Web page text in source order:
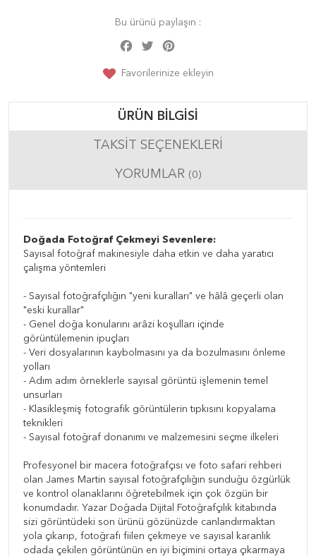
Bu ürünü paylaşın :
Facebook
Twitter
Favorilerinize ekleyin
ÜRÜN BILGISI
TAKSIT SEÇENEKLERI
YORUMLAR (0)
Doğada Fotoğraf Çekmeyi Sevenlere:
Sayısal fotoğraf makinesiyle daha etkin ve daha yaratıcı
çalışma yöntemleri
- Sayısal fotoğrafçılığın "yeni kuralları" ve hâlâ geçerli olan
"eski kurallar"
- Genel doğa konularını arâzi koşulları içinde
görüntülemenin ipuçları
- Veri dosyalarının kaybolmasını ya da bozulmasını önleme
yolları
- Adım adım örneklerle sayısal görüntü işlemenin temel
unsurları
- Klasikleşmiş fotografik görüntülerin tıpkısını kopyalama
teknikleri
- Sayısal fotoğraf donanımı ve malzemesini seçme ilkeleri
Profesyonel bir macera fotoğrafçısı ve foto safari rehberi
olan James Martin sayısal fotoğrafçılığın sunduğu özgürlük
ve kontrol olanaklarını öğretebilmek için çok özgün bir
konumdadır. Yazar Doğada Dijital Fotoğrafçılık kitabında
sizi görüntüdeki son ürünü gözünüzde canlandırmaktan
yola çıkarıp, fotoğrafı fiilen çekmeye ve sayısal karanlık
odada çekilen görüntünün en iyi biçimini ortaya çıkarmaya